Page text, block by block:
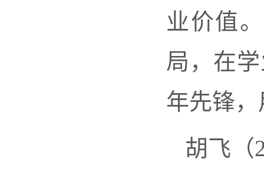
业价值
局，在
年先锋
胡飞（